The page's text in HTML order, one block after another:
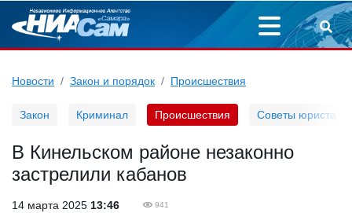
Новости Закон и порядок Происшествия
Закон Криминал Происшествия Советы юриста
В Кинельском районе незаконно
застрелили кабанов
14 марта 2025 13:46 941